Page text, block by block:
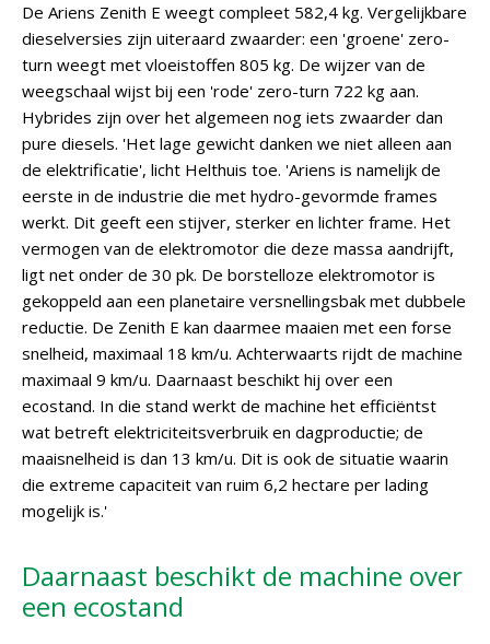
De Ariens Zenith E weegt compleet 582,4 kg. Vergelijkbare
dieselversies zijn uiteraard zwaarder: een 'groene' zero-
turn weegt met vloeistoffen 805 kg. De wijzer van de
weegschaal wijst bij een 'rode' zero-turn 722 kg aan.
Hybrides zijn over het algemeen nog iets zwaarder dan
pure diesels. 'Het lage gewicht danken we niet alleen aan
de elektrificatie', licht Helthuis toe. 'Ariens is namelijk de
eerste in de industrie die met hydro-gevormde frames
werkt. Dit geeft een stijver, sterker en lichter frame. Het
vermogen van de elektromotor die deze massa aandrijft,
ligt net onder de 30 pk. De borstelloze elektromotor is
gekoppeld aan een planetaire versnellingsbak met dubbele
reductie. De Zenith E kan daarmee maaien met een forse
snelheid, maximaal 18 km/u. Achterwaarts rijdt de machine
maximaal 9 km/u. Daarnaast beschikt hij over een
ecostand. In die stand werkt de machine het efficiëntst
wat betreft elektriciteitsverbruik en dagproductie; de
maaisnelheid is dan 13 km/u. Dit is ook de situatie waarin
die extreme capaciteit van ruim 6,2 hectare per lading
mogelijk is.'
Daarnaast beschikt de machine over
een ecostand